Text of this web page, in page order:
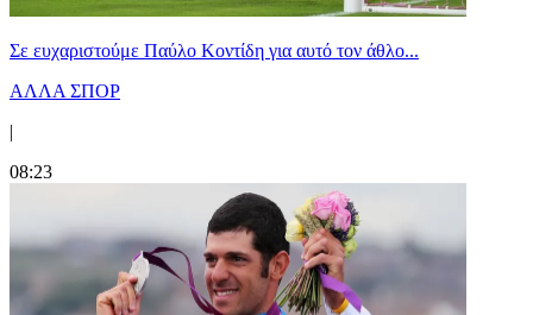
Σε ευχαριστούμε Παύλο Κοντίδη για αυτό τον άθλο...
ΑΛΛΑ ΣΠΟΡ
|
08:23